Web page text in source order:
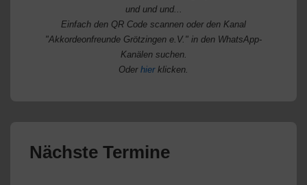
und und und...
Einfach den QR Code scannen oder den Kanal
"Akkordeonfreunde Grötzingen e.V." in den WhatsApp-
Kanälen suchen.
Oder hierklicken.
Nächste Termine